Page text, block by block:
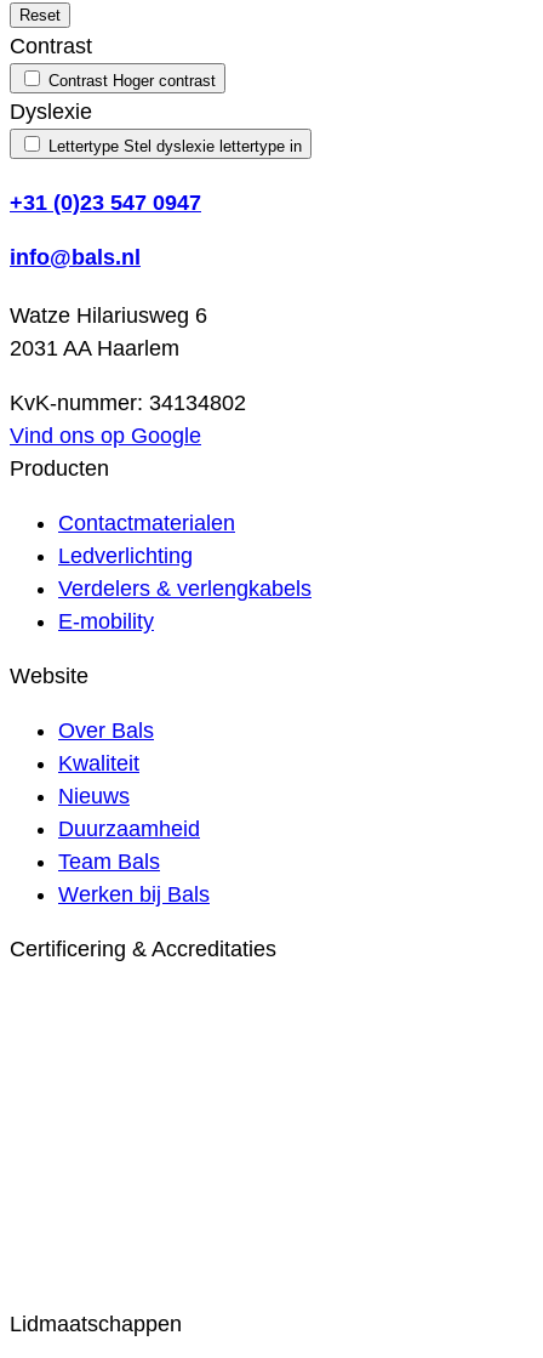
Reset
Contrast
Contrast Hoger contrast
Dyslexie
Lettertype Stel dyslexie lettertype in
+31 (0)23 547 0947
info@bals.nl
Watze Hilariusweg 6
2031 AA Haarlem
KvK-nummer: 34134802
Vind ons op Google
Producten
Contactmaterialen
Ledverlichting
Verdelers & verlengkabels
E-mobility
Website
Over Bals
Kwaliteit
Nieuws
Duurzaamheid
Team Bals
Werken bij Bals
Certificering & Accreditaties
Lidmaatschappen